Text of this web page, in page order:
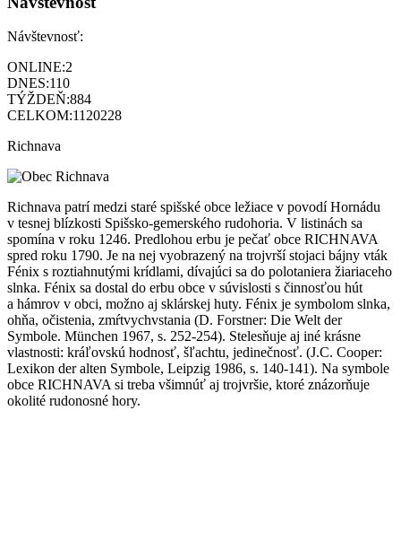
Návštevnosť:
ONLINE:2
DNES:110
TÝŽDEŇ:884
CELKOM:1120228
Richnava
Richnava patrí medzi staré spišské obce ležiace v povodí Hornádu
v tesnej blízkosti Spišsko-gemerského rudohoria. V listinách sa
spomína v roku 1246. Predlohou erbu je pečať obce RICHNAVA
spred roku 1790. Je na nej vyobrazený na trojvrší stojaci bájny vták
Fénix s roztiahnutými krídlami, dívajúci sa do polotaniera žiariaceho
slnka. Fénix sa dostal do erbu obce v súvislosti s činnosťou hút
a hámrov v obci, možno aj sklárskej huty. Fénix je symbolom slnka,
ohňa, očistenia, zmŕtvychvstania (D. Forstner: Die Welt der
Symbole. München 1967, s. 252-254). Stelesňuje aj iné krásne
vlastnosti: kráľovskú hodnosť, šľachtu, jedinečnosť. (J.C. Cooper:
Lexikon der alten Symbole, Leipzig 1986, s. 140-141). Na symbole
obce RICHNAVA si treba všimnúť aj trojvršie, ktoré znázorňuje
okolité rudonosné hory.